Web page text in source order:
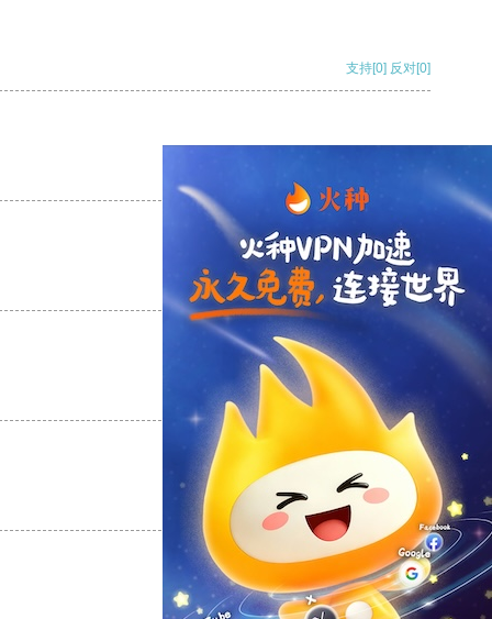
支持[0] 反对[0]
支持 [0] 反对[0]
支持[0] 反对
支持[0] 反对[0]